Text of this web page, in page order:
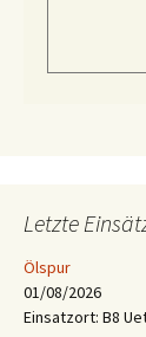
Letzte
Ölspur
01/08/2026
Einsatzort: B8